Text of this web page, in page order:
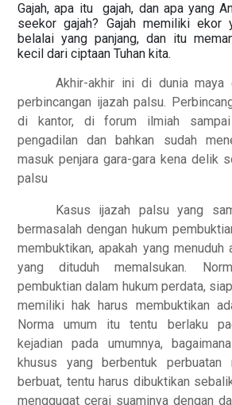
Gajah, apa itu
gajah, dan apa yang
seekor gajah? Gajah memiliki ekor
belalai yang panjang, dan itu
kecil dari ciptaan Tuhan kita.
Akhir-akhir ini di dunia maya
perbincangan ijazah palsu.
di kantor, di forum ilmiah
pengadilan dan bahkan sudah
masuk penjara gara-gara kena delik
palsu
Kasus ijazah palsu yang
bermasalah dengan hukum
membuktikan, apakah yang menuduh
yang dituduh memalsukan.
pembuktian dalam hukum perdata,
memiliki hak harus membuktikan
Norma umum itu tentu berlaku
kejadian pada umumnya,
khusus yang berbentuk
berbuat, tentu harus dibuktikan
menggugat cerai suaminya dengan